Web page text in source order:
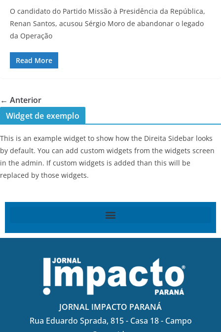
O candidato do Partido Missão à Presidência da República,
Renan Santos, acusou Sérgio Moro de abandonar o legado
da Operação
Read More
← Anterior
Widget de exemplo
This is an example widget to show how the Direita Sidebar looks
by default. You can add custom widgets from the widgets screen
in the admin. If custom widgets is added than this will be
replaced by those widgets.
JORNAL IMPACTO PARANÁ
Rua Eduardo Sprada, 815 - Casa 18 - Campo